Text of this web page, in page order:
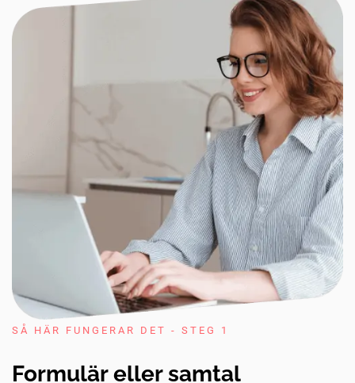
SÅ HÄR FUNGERAR DET - STEG 1
Formulär eller samtal